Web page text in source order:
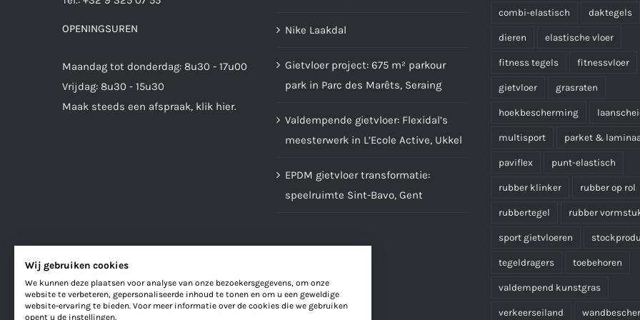
OPENINGSUREN
Maandag tot donderdag: 8u30 - 17u00
Vrijdag: 8u30 - 15u30
Maak steeds een afspraak, klik hier.
Nike Laakdal
Gietvloer project: 675 m² parkour
park in Parc des Marêts, Seraing
Valdempende gietvloer: Flexidal’s
meesterwerk in L’Ecole Active, Ukkel
EPDM gietvloer transformatie:
speelruimte Sint-Bavo, Gent
combi-elastisch daktegels
dieren elastische vloer
fitness tegels fitnessvloer
gietvloer grasraten
hoekbescherming
multisport parket &
paviflex punt-elastisch
rubber klinker rubber op rol
rubbertegel rubber
sport gietvloeren
tegeldragers toebehoren
valdempend kunstgras
verkeerseiland
Wij gebruiken cookies
We kunnen deze plaatsen voor analyse van onze bezoekersgegevens, om onze
website te verbeteren, gepersonaliseerde inhoud te tonen en om u een geweldige
website-ervaring te bieden. Voor meer informatie over de cookies die we gebruiken
opent u de instellingen.